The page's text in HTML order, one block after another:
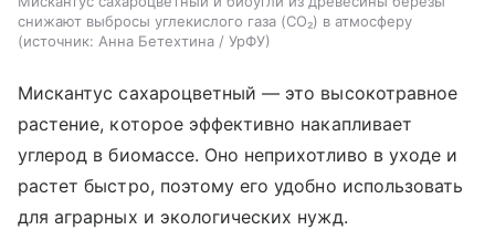
снижают выбросы углекислого газа (CO₂) в атмосферу
источник: Анна Бетехтина / УрФУ
Мискантус сахароцветный — это высокотравное
растение, которое эффективно накапливает
углерод в биомассе. Оно неприхотливо в уходе и
растет быстро, поэтому его удобно использовать
для аграрных и экологических нужд.